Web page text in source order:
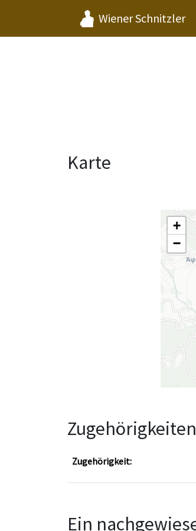
Wiener Schnitzler
Karte
+
−
Zugehörigkeiten
Zugehörigkeit:
Ein